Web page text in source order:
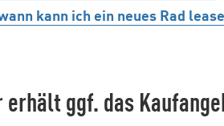
kann ich ein neues Rad
erhält ggf. das